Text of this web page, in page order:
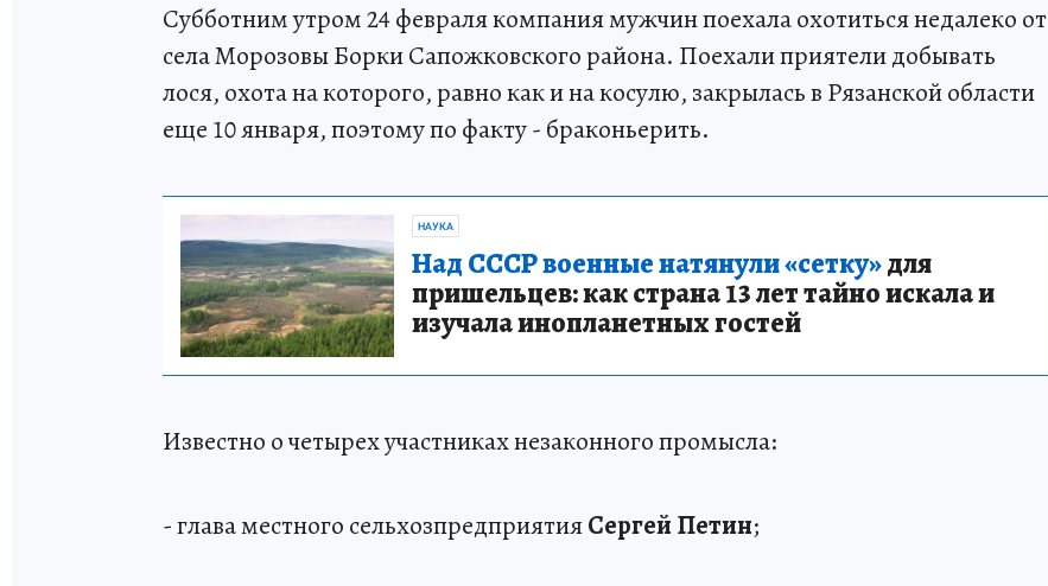
Субботним утром 24 февраля компания мужчин поехала охотиться недалеко от
села Морозовы Борки Сапожковского района. Поехали приятели добывать
лося, охота на которого, равно как и на косулю, закрылась в Рязанской области
еще 10 января, поэтому по факту - браконьерить.
НАУКА
Над СССР военные натянули «сетку»для
пришельцев: как страна 13 лет тайно искала и
изучала инопланетных гостей
Известно о четырех участниках незаконного промысла:
- глава местного сельхозпредприятияСергей Петин;